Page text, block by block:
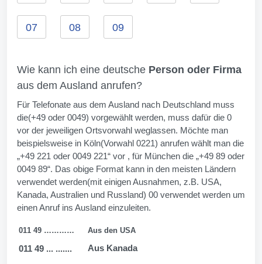
07 08 09
Wie kann ich eine deutsche Person oder Firma
aus dem Ausland anrufen?
Für Telefonate aus dem Ausland nach Deutschland muss
die(+49 oder 0049) vorgewählt werden, muss dafür die 0
vor der jeweiligen Ortsvorwahl weglassen. Möchte man
beispielsweise in Köln(Vorwahl 0221) anrufen wählt man die
„+49 221 oder 0049 221“ vor , für München die „+49 89 oder
0049 89“. Das obige Format kann in den meisten Ländern
verwendet werden(mit einigen Ausnahmen, z.B. USA,
Kanada, Australien und Russland) 00 verwendet werden um
einen Anruf ins Ausland einzuleiten.
011 49 ………… Aus den USA
011 49 ... ....... Aus Kanada